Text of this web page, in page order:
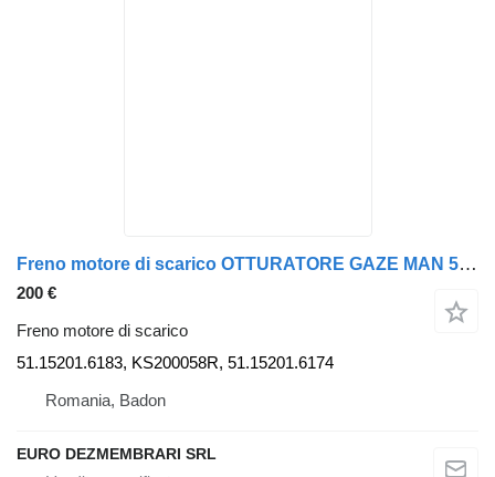
Freno motore di scarico OTTURATORE GAZE MAN 51.15201.6183, KS200058R, 51.15201.6174, 51.1 per trattore stradale MAN
200 €
Freno motore di scarico
51.15201.6183, KS200058R, 51.15201.6174
Romania, Badon
EURO DEZMEMBRARI SRL